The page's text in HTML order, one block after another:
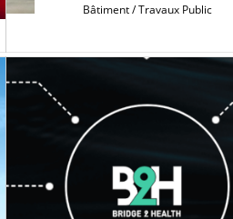
Bâtiment / Travaux Public